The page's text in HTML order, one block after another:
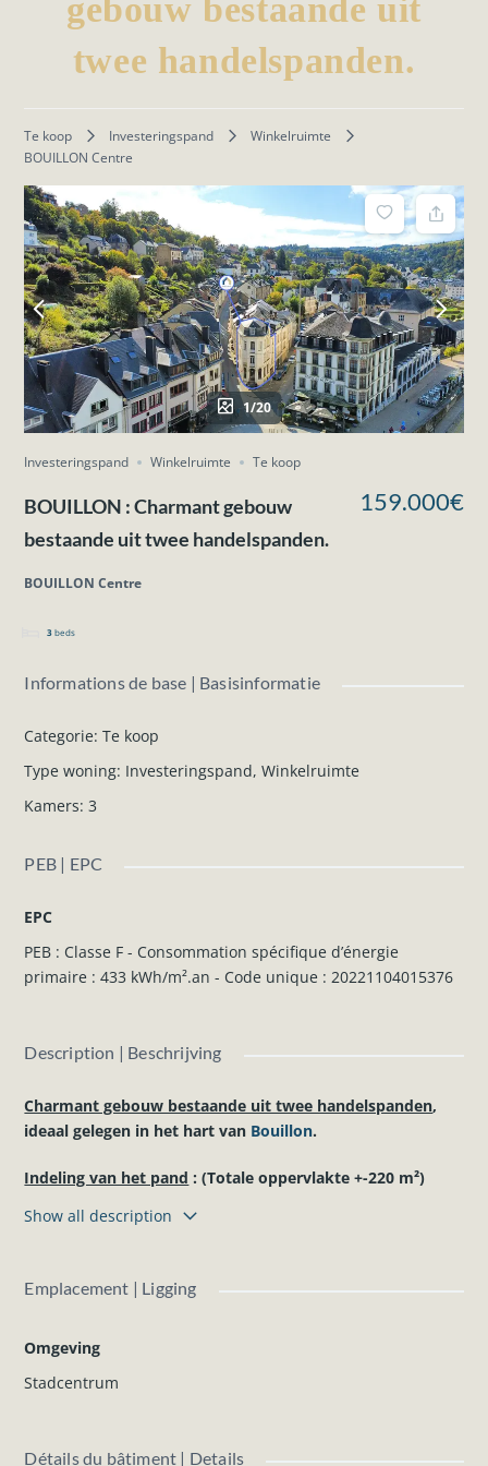
gebouw bestaande uit
twee handelspanden.
Te koop Investeringspand
Winkelruimte
BOUILLON Centre
1/20
Investeringspand Winkelruimte Te koop
BOUILLON : Charmant gebouw
bestaande uit twee handelspanden.
BOUILLON Centre
3 beds
159.000€
Informations de base | Basisinformatie
Categorie: Te koop
Type woning: Investeringspand,Winkelruimte
Kamers: 3
PEB | EPC
EPC
PEB : Classe F - Consommation spécifique d’énergie
primaire : 433 kWh/m².an - Code unique : 20221104015376
Description | Beschrijving
Charmant gebouw bestaande uit twee handelspanden,
ideaal gelegen in het hart van Bouillon.
Indeling van het pand : (Totale oppervlakte +-220 m²)
Kelder en stookruimte over de volledige
(± 78m²) :
Eerste handelsruimte uitgerust met een brouwerij-
frituur).
1e verdieping
Overloop, ruime slaapkamer met douche, salon, tweede
Show all description
Emplacement | Ligging
Omgeving
Stadcentrum
Détails du bâtiment | Details